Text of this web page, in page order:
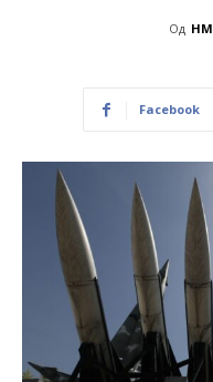
Од НМ
Facebook